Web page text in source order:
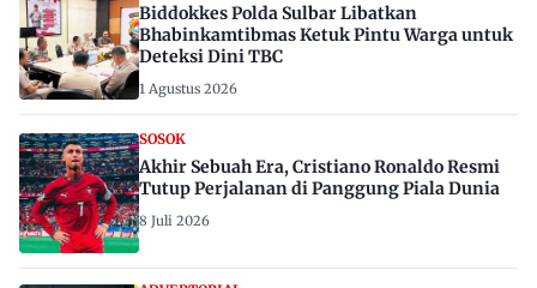
Biddokkes Polda Sulbar Libatkan
Bhabinkamtibmas Ketuk Pintu Warga untuk
Deteksi Dini TBC
1 Agustus 2026
SOSOK
Akhir Sebuah Era, Cristiano Ronaldo Resmi
Tutup Perjalanan di Panggung Piala Dunia
8 Juli 2026